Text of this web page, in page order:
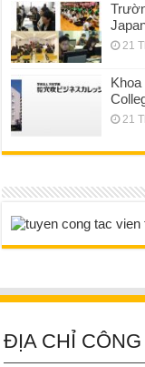
21
21
ĐỊA CHỈ CÔNG